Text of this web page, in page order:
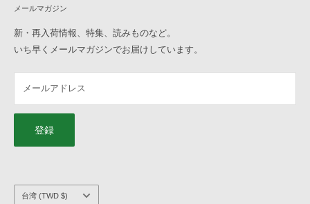
・一度でもご使用になられた商品
・商品到着後8日以上経過した商品
・お取り置き、ご予約の商品
いですか？
「ギフトラッピングの色」と「ギフトタグの種類」を選んで、うつわ
と一緒にカートに入れてご注文ください。 ギフトラッピングについ
て、詳しくはこちら
こちらのサービスは承っておりません。ご了承ください。
メールマガジン
新・再入荷情報、特集、読みものなど。
いち早くメールマガジンでお届けしています。
メールアドレス
登録
作家もののうつわについて
よくある質問
ご利用ガイド
横浜元町店へのお問い合わせ
特定商取引法に基づく表記
プライバシーポリシー
会社概要
台湾 (TWD $)